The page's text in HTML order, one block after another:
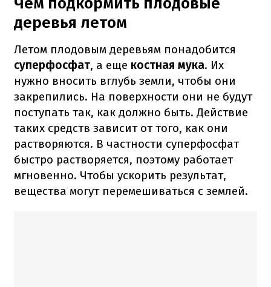
деревья летом
Летом плодовым деревьям понадобится
суперфосфат, а еще костная мука. Их
нужно вносить вглубь земли, чтобы они
закрепились. На поверхности они не будут
поступать так, как должно быть. Действие
таких средств зависит от того, как они
растворяются. В частности суперфосфат
быстро растворяется, поэтому работает
мгновенно. Чтобы ускорить результат,
вещества могут перемешиваться с землей.